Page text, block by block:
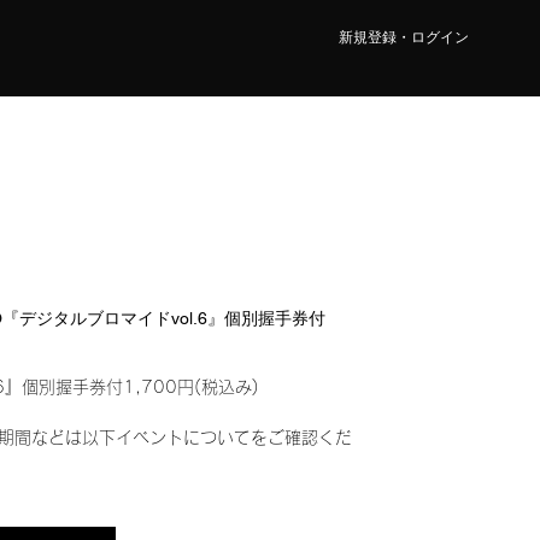
新規登録・ログイン
デジタルブロマイドvol.6』個別握手券付
』個別握手券付1,700円(税込み)
間などは以下イベントについてをご確認くだ